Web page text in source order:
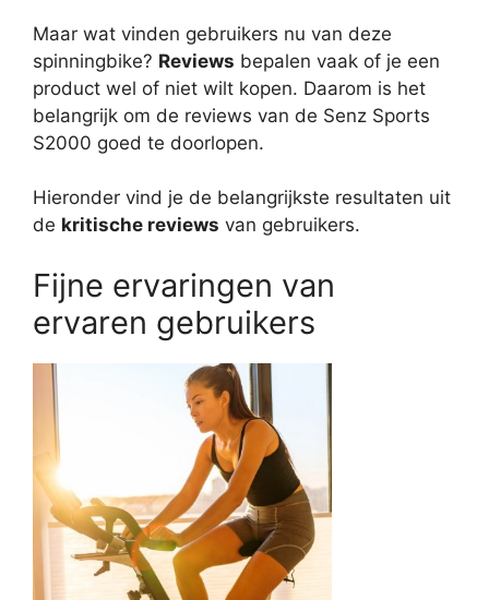
Maar wat vinden gebruikers nu van deze
spinningbike? Reviews bepalen vaak of je een
product wel of niet wilt kopen. Daarom is het
belangrijk om de reviews van de Senz Sports
S2000 goed te doorlopen.
Hieronder vind je de belangrijkste resultaten uit
de kritische reviews van gebruikers.
Fijne ervaringen van
ervaren gebruikers